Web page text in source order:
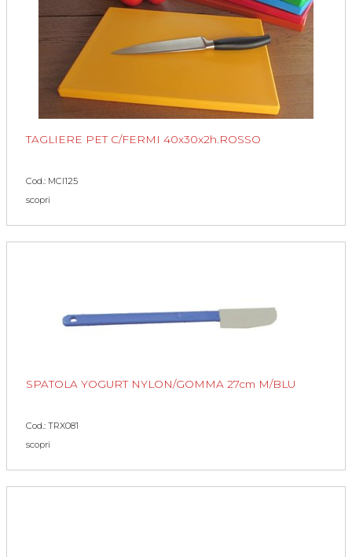
TAGLIERE PET C/FERMI 40x30x2h.ROSSO
Cod.: MCI125
scopri
SPATOLA YOGURT NYLON/GOMMA 27cm M/BLU
Cod.: TRX081
scopri